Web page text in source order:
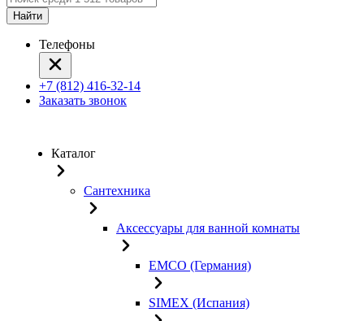
Найти
Телефоны
+7 (812) 416-32-14
Заказать звонок
Каталог
Сантехника
Аксессуары для ванной комнаты
EMCO (Германия)
SIMEX (Испания)